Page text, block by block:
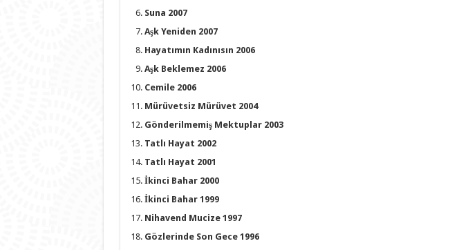
Suna 2007
Aşk Yeniden 2007
Hayatımın Kadınısın 2006
Aşk Beklemez 2006
Cemile 2006
Mürüvetsiz Mürüvet 2004
Gönderilmemiş Mektuplar 2003
Tatlı Hayat 2002
Tatlı Hayat 2001
İkinci Bahar 2000
İkinci Bahar 1999
Nihavend Mucize 1997
Gözlerinde Son Gece 1996